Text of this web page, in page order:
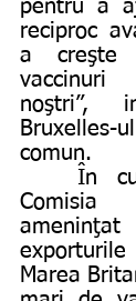
pentru a
reciproc
a creşte
noştri”,
Bruxelles-
comun.
Marea